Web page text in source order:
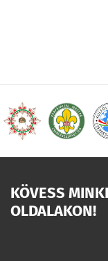
KÖVESS
OLDALAKON!